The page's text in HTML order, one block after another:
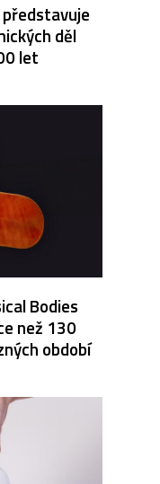
děl
let
Bodies
než 130
období